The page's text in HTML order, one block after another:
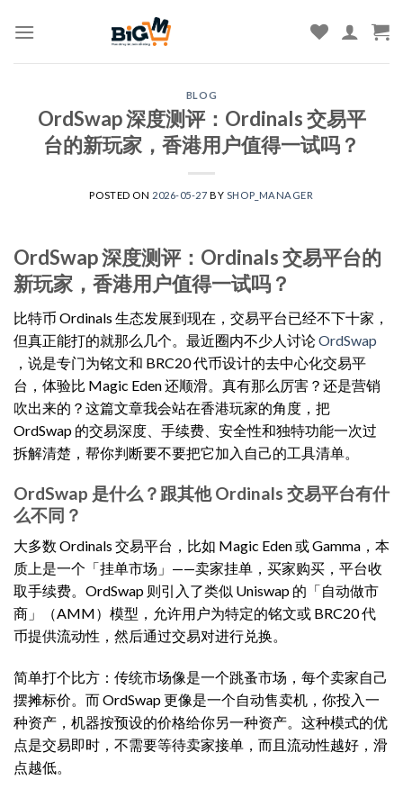
BLOG
OrdSwap 深度测评：Ordinals 交易平
台的新玩家，香港用户值得一试吗？
POSTED ON 2026-05-27 BY SHOP_MANAGER
OrdSwap 深度测评：Ordinals 交易平台的
新玩家，香港用户值得一试吗？
比特币 Ordinals 生态发展到现在，交易平台已经不下十家，
但真正能打的就那么几个。最近圈内不少人讨论OrdSwap
，说是专门为铭文和 BRC20 代币设计的去中心化交易平
台，体验比 Magic Eden 还顺滑。真有那么厉害？还是营销
吹出来的？这篇文章我会站在香港玩家的角度，把
OrdSwap 的交易深度、手续费、安全性和独特功能一次过
拆解清楚，帮你判断要不要把它加入自己的工具清单。
OrdSwap 是什么？跟其他 Ordinals 交易平台有什
么不同？
大多数 Ordinals 交易平台，比如 Magic Eden 或 Gamma，本
质上是一个「挂单市场」——卖家挂单，买家购买，平台收
取手续费。OrdSwap 则引入了类似 Uniswap 的「自动做市
商」（AMM）模型，允许用户为特定的铭文或 BRC20 代
币提供流动性，然后通过交易对进行兑换。
简单打个比方：传统市场像是一个跳蚤市场，每个卖家自己
摆摊标价。而 OrdSwap 更像是一个自动售卖机，你投入一
种资产，机器按预设的价格给你另一种资产。这种模式的优
点是交易即时，不需要等待卖家接单，而且流动性越好，滑
点越低。